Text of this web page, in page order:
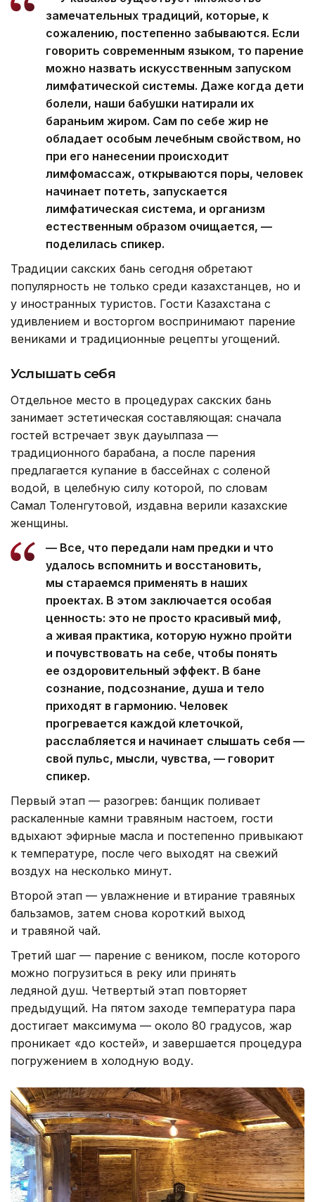
замечательных традиций, которые, к
сожалению, постепенно забываются. Если
говорить современным языком, то парение
можно назвать искусственным запуском
лимфатической системы. Даже когда дети
болели, наши бабушки натирали их
бараньим жиром. Сам по себе жир не
обладает особым лечебным свойством, но
при его нанесении происходит
лимфомассаж, открываются поры, человек
начинает потеть, запускается
лимфатическая система, и организм
естественным образом очищается, —
поделилась спикер.
Традиции сакских бань сегодня обретают
популярность не только среди казахстанцев, но и
у иностранных туристов. Гости Казахстана с
удивлением и восторгом воспринимают парение
вениками и традиционные рецепты угощений.
Услышать себя
Отдельное место в процедурах сакских бань
занимает эстетическая составляющая: сначала
гостей встречает звук дауылпаза —
традиционного барабана, а после парения
предлагается купание в бассейнах с соленой
водой, в целебную силу которой, по словам
Самал Толенгутовой, издавна верили казахские
женщины.
— Все, что передали нам предки и что
удалось вспомнить и восстановить,
мы стараемся применять в наших
проектах. В этом заключается особая
ценность: это не просто красивый миф,
а живая практика, которую нужно пройти
и почувствовать на себе, чтобы понять
ее оздоровительный эффект. В бане
сознание, подсознание, душа и тело
приходят в гармонию. Человек
прогревается каждой клеточкой,
расслабляется и начинает слышать себя —
свой пульс, мысли, чувства, — говорит
спикер.
Первый этап — разогрев: банщик поливает
раскаленные камни травяным настоем, гости
вдыхают эфирные масла и постепенно привыкают
к температуре, после чего выходят на свежий
воздух на несколько минут.
Второй этап — увлажнение и втирание травяных
бальзамов, затем снова короткий выход
и травяной чай.
Третий шаг — парение с веником, после которого
можно погрузиться в реку или принять
ледяной душ. Четвертый этап повторяет
предыдущий. На пятом заходе температура пара
достигает максимума — около 80 градусов, жар
проникает «до костей», и завершается процедура
погружением в холодную воду.